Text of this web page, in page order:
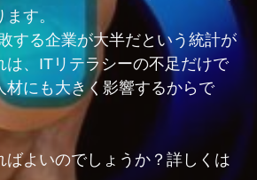
す。
する企業が大半だという統計が
は、ITリテラシーの不足だけで
材にも大きく影響するからで
ばよいのでしょうか？詳しくは